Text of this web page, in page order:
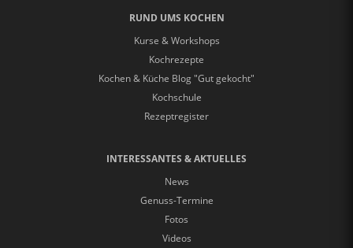
RUND UMS KOCHEN
Kurse & Workshops
Kochrezepte
Kochen & Küche Blog "Gut gekocht"
Kochschule
Rezeptregister
INTERESSANTES & AKTUELLES
News
Genuss-Termine
Fotos
Videos